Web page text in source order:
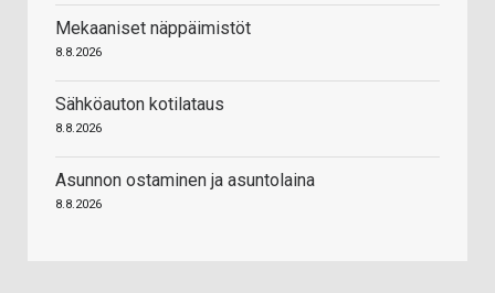
Mekaaniset näppäimistöt
8.8.2026
Sähköauton kotilataus
8.8.2026
Asunnon ostaminen ja asuntolaina
8.8.2026